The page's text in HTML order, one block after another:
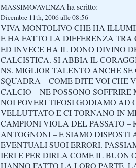
MASSIMO/AVENZA ha scritto:
Dicembre 11th, 2006 alle 08:56
VIVA MONTOLIVO CHE HA
E HA FATTO LA DIFFERENZA
ED INVECE HA IL DONO DIVINO
CALCISTICA. SI ABBIA IL
NS. MIGLIOR TALENTO ANCHE
SQUADRA – COME DITE VOI CHE
CALCIO – NE POSSONO
NOI POVERI TIFOSI GODIAMO AD
VELLUTTATO E CI TORNANO IN
CAMPIONI VIOLA DEL PASSATO –
ANTOGNONI – E SIAMO DISPOSTI
EVENTUALI SUOI ERRORI.
IERI E PER DIRLA COME IL BUON